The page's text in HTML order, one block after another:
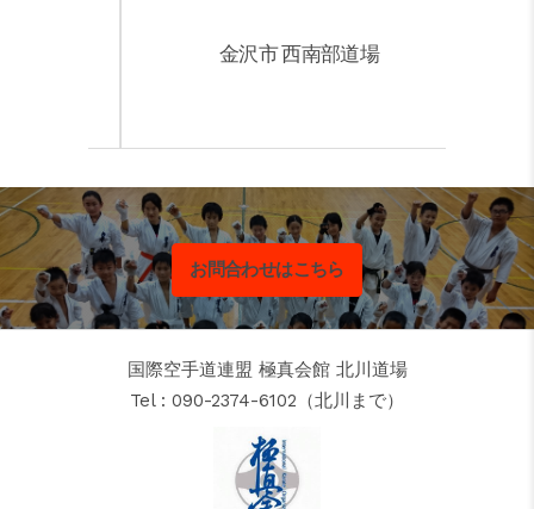
金沢市 西南部道場
お問合わせはこちら
国際空手道連盟 極真会館 北川道場
Tel : 090-2374-6102（北川まで）